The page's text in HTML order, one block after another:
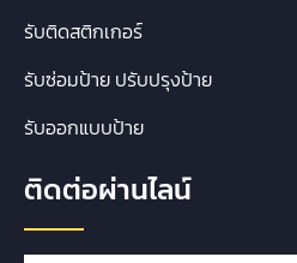
รับติดสติกเกอร์
รับซ่อมป้าย ปรับปรุงป้าย
รับออกแบบป้าย
ติดต่อผ่านไลน์